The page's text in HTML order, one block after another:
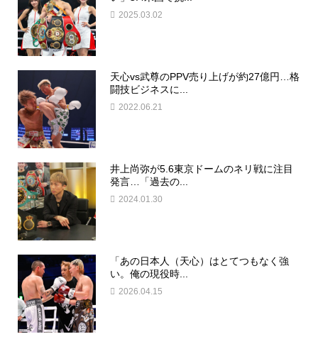
2025.03.02
天心vs武尊のPPV売り上げが約27億円…格
闘技ビジネスに...
2022.06.21
井上尚弥が5.6東京ドームのネリ戦に注目
発言…「過去の...
2024.01.30
「あの日本人（天心）はとてつもなく強
い。俺の現役時...
2026.04.15